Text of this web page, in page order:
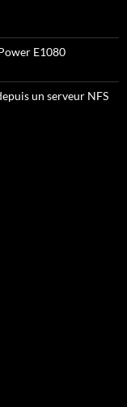
E1080
un serveur NFS